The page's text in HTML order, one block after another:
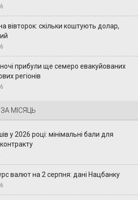
вівторок: скільки коштують долар,
прибули ще семеро евакуйованих
регіонів
МІСЯЦЬ
у 2026 році: мінімальні бали для
валют на 2 серпня: дані Нацбанку